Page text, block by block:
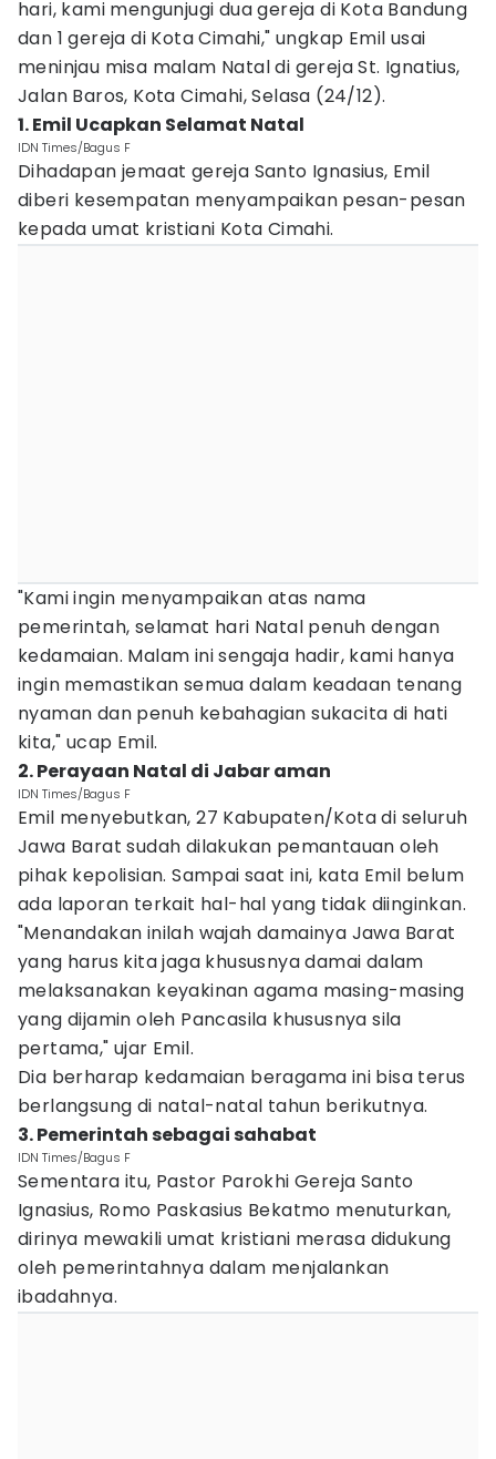
hari, kami mengunjugi dua gereja di Kota Bandung
dan 1 gereja di Kota Cimahi," ungkap Emil usai
meninjau misa malam Natal di gereja St. Ignatius,
Jalan Baros, Kota Cimahi, Selasa (24/12).
1. Emil Ucapkan Selamat Natal
IDN Times/Bagus F
Dihadapan jemaat gereja Santo Ignasius, Emil
diberi kesempatan menyampaikan pesan-pesan
kepada umat kristiani Kota Cimahi.
"Kami ingin menyampaikan atas nama
pemerintah, selamat hari Natal penuh dengan
kedamaian. Malam ini sengaja hadir, kami hanya
ingin memastikan semua dalam keadaan tenang
nyaman dan penuh kebahagian sukacita di hati
kita," ucap Emil.
2. Perayaan Natal di Jabar aman
IDN Times/Bagus F
Emil menyebutkan, 27 Kabupaten/Kota di seluruh
Jawa Barat sudah dilakukan pemantauan oleh
pihak kepolisian. Sampai saat ini, kata Emil belum
ada laporan terkait hal-hal yang tidak diinginkan.
"Menandakan inilah wajah damainya Jawa Barat
yang harus kita jaga khususnya damai dalam
melaksanakan keyakinan agama masing-masing
yang dijamin oleh Pancasila khususnya sila
pertama," ujar Emil.
Dia berharap kedamaian beragama ini bisa terus
berlangsung di natal-natal tahun berikutnya.
3. Pemerintah sebagai sahabat
IDN Times/Bagus F
Sementara itu, Pastor Parokhi Gereja Santo
Ignasius, Romo Paskasius Bekatmo menuturkan,
dirinya mewakili umat kristiani merasa didukung
oleh pemerintahnya dalam menjalankan
ibadahnya.